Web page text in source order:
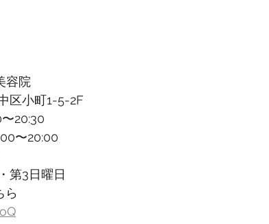
容院
区小町1-5-2F
20:30
〜20:00
第3日曜日
ら